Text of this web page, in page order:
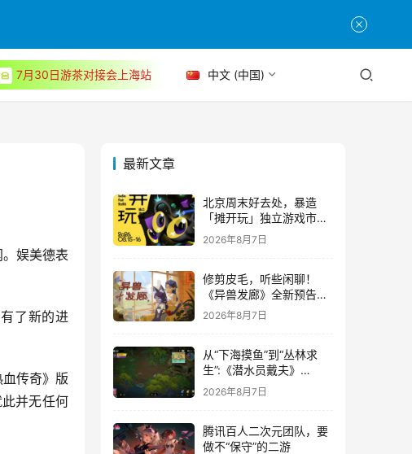
7月30日游茶对接会上海站 中文 (中国)
娱美德表
了新的进
传奇》版
并无任何
最新文章
北京周末好去处，暴造
「摊开玩」独立游戏市集
正式开票！
2026年8月7日
修剪皮毛，听些闲聊！
《异兽发廊》全新预告与
Steam免费试玩公开
2026年8月7日
从“下海摸鱼”到“丛林求
生”:《潜水员戴夫》
DLC《丛林》移动端定档
8月14日
2026年8月7日
腾讯百人二次元团队，要
做不“保守”的二游